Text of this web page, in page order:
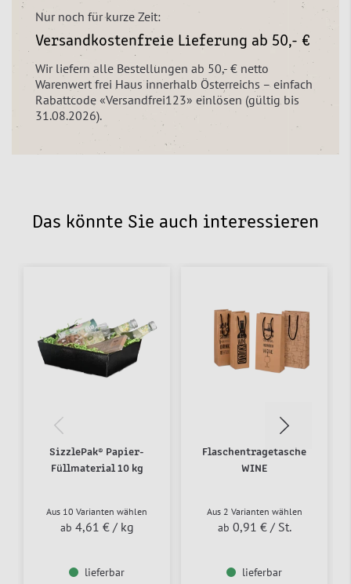
Nur noch für kurze Zeit:
Versandkostenfreie Lieferung ab 50,- €
Wir liefern alle Bestellungen ab 50,- € netto
Warenwert frei Haus innerhalb Österreichs – einfach
Rabattcode «Versandfrei123» einlösen (gültig bis
31.08.2026).
Das könnte Sie auch interessieren
SizzlePak® Papier-
Füllmaterial 10 kg
Aus 10 Varianten wählen
ab 4,61 € / kg
lieferbar
Flaschentragetasche
WINE
Aus 2 Varianten wählen
ab 0,91 € / St.
lieferbar